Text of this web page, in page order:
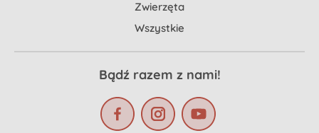
Zwierzęta
Wszystkie
Bądź razem z nami!